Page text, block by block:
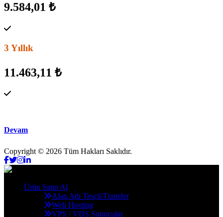
9.584,01 ₺
3 Yıllık
11.463,11 ₺
Devam
Copyright © 2026 Tüm Hakları Saklıdır.
Ürün Satın Al
Alan Adı Tescil/Transfer
Web Hosting
VPS / VDS Sunucular